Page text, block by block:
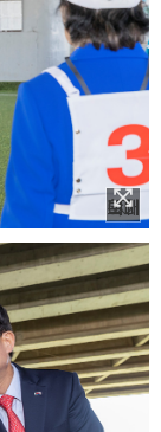
이미지 확대보기